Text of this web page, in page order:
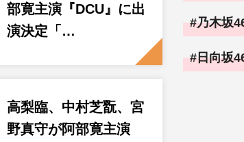
部寛主演『DCU』に出
演決定「…
高梨臨、中村芝翫、宮
野真守が阿部寛主演
乃木坂
日向坂